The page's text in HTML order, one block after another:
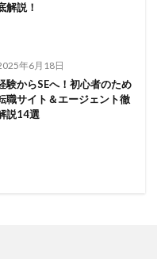
解説！
年6月18日
験からSEへ！初心者のため
職サイト＆エージェント徹
説14選